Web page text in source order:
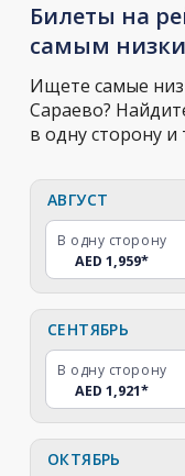
Билеты на
самым
Ищете самые
Сараево?
в одну сторону и
АВГУСТ
В одну сторону
AED 1,959*
СЕНТЯБРЬ
В одну сторону
AED 1,921*
ОКТЯБРЬ